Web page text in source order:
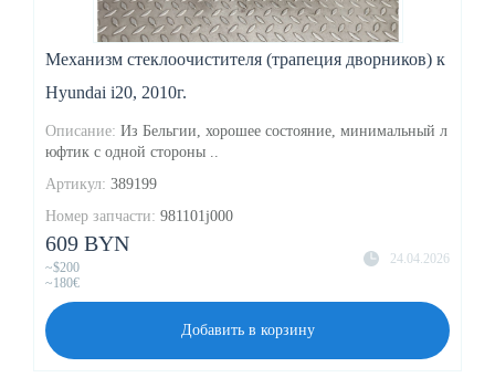
Механизм стеклоочистителя (трапеция дворников) к
Hyundai i20, 2010г.
Описание: Из Бельгии, хорошее состояние, минимальный л
юфтик с одной стороны ..
Артикул: 389199
Номер запчасти: 981101j000
24.04.2026
609 BYN
~$200
~180€
Добавить в корзину